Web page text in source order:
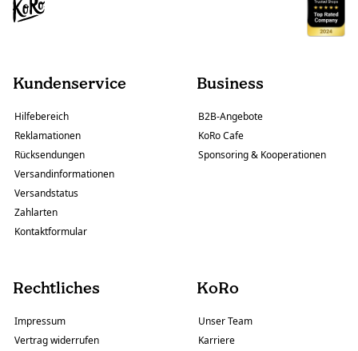
Kundenservice
Hilfebereich
Reklamationen
Rücksendungen
Versandinformationen
Versandstatus
Zahlarten
Kontaktformular
Business
B2B-Angebote
KoRo Cafe
Sponsoring & Kooperationen
Rechtliches
Impressum
Vertrag widerrufen
KoRo
Unser Team
Karriere